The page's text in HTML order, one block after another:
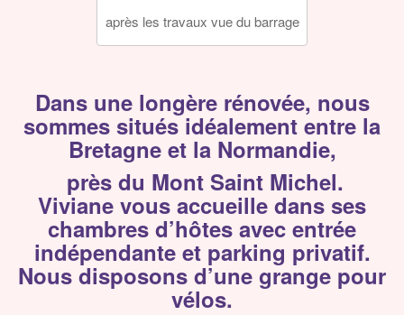
après les travaux vue du barrage
Dans une longère rénovée, nous
sommes situés idéalement entre la
Bretagne et la Normandie,
près du Mont Saint Michel.
Viviane vous accueille dans ses
chambres d’hôtes avec entrée
indépendante et parking privatif.
Nous disposons d’une grange pour
vélos.